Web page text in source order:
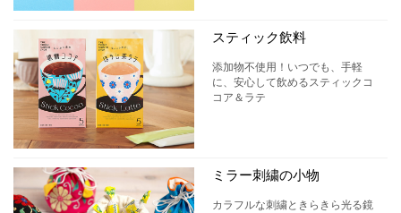
スティック飲料
添加物不使用！いつでも、手軽
に、安心して飲めるスティックコ
コア＆ラテ
ミラー刺繍の小物
カラフルな刺繍ときらきら光る鏡